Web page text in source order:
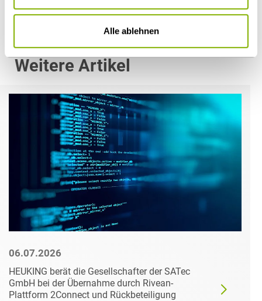
Alle ablehnen
Weitere Artikel
06.07.2026
HEUKING berät die Gesellschafter der SATec
GmbH bei der Übernahme durch Rivean-
Plattform 2Connect und Rückbeteiligung